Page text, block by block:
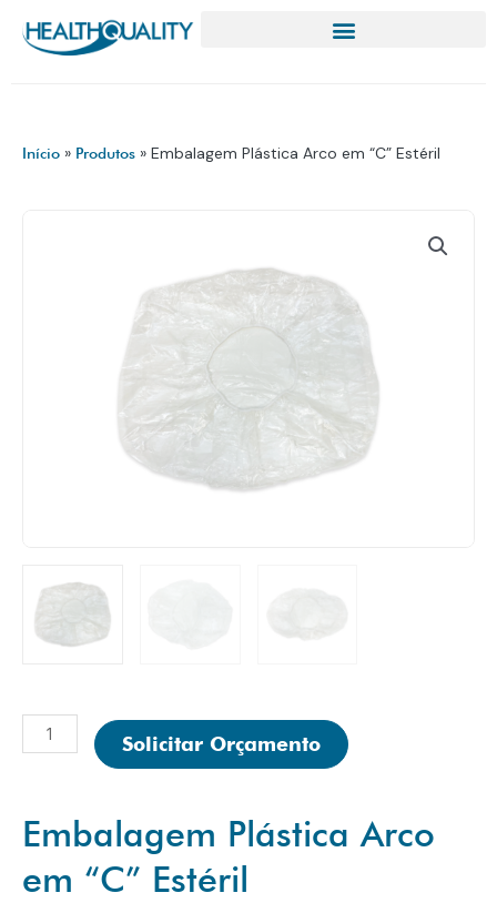
para
Início » Produtos » Embalagem Plástica Arco em “C” Estéril
Embalagem Plástica Arco
em “C” Estéril
Embalagem
Plástica
"C"
quantidade
Solicitar Orçamento